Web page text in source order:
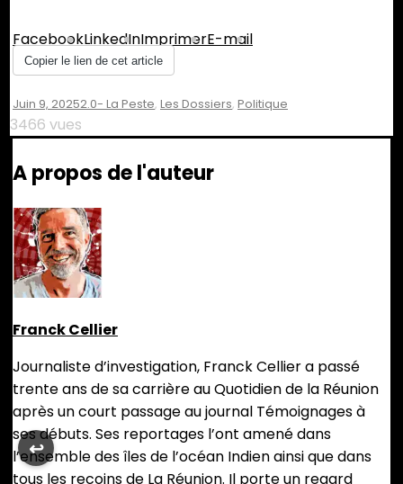
FacebookLinkedInImprimerE-mail
Copier le lien de cet article
Juin 9, 20252.0- La Peste, Les Dossiers, Politique
3466 vues
A propos de l'auteur
Franck Cellier
Journaliste d’investigation, Franck Cellier a passé
trente ans de sa carrière au Quotidien de la Réunion
après un court passage au journal Témoignages à
ses débuts. Ses reportages l’ont amené dans
l’ensemble des îles de l’océan Indien ainsi que dans
tous les recoins de La Réunion. Il porte un regard
↩︎